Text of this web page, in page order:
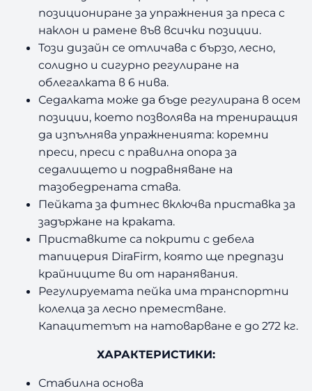
позициониране за упражнения за преса с
наклон и рамене във всички позиции.
Този дизайн се отличава с бързо, лесно,
солидно и сигурно регулиране на
облегалката в 6 нива.
Седалката може да бъде регулирана в осем
позиции, което позволява на трениращия
да изпълнява упражненията: коремни
преси, преси с правилна опора за
седалището и подравняване на
тазобедрената става.
Пейката за фитнес включва приставка за
задържане на краката.
Приставките са покрити с дебела
тапицерия DiraFirm, която ще предпази
крайниците ви от наранявания.
Регулируемата пейка има транспортни
колелца за лесно преместване.
Капацитетът на натоварване е до 272 кг.
ХАРАКТЕРИСТИКИ:
Стабилна основа